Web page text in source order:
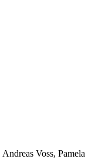
Voss, Pamela